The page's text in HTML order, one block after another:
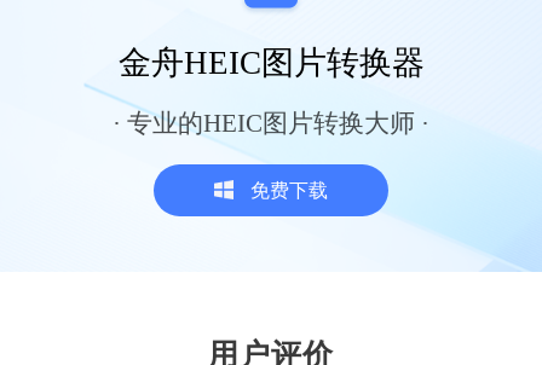
金舟HEIC图片转换器
· 专业的HEIC图片转换大师 ·
免费下载
用户评价
业务服务很到位
周围一起做游戏主播的朋友都在用，把平时
的直播录像保存起来，一般会先压缩一遍，
不然录屏文件太大，方便我们后续调整直播